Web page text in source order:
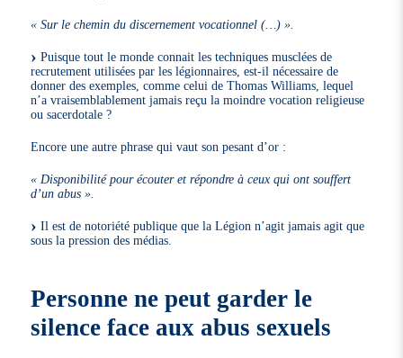
« Sur le chemin du discernement vocationnel (…) ».
Puisque tout le monde connait les techniques musclées de
recrutement utilisées par les légionnaires, est-il nécessaire de
donner des exemples, comme celui de Thomas Williams, lequel
n’a vraisemblablement jamais reçu la moindre vocation religieuse
ou sacerdotale ?
Encore une autre phrase qui vaut son pesant d’or :
« Disponibilité pour écouter et répondre à ceux qui ont souffert
d’un abus ».
Il est de notoriété publique que la Légion n’agit jamais agit que
sous la pression des médias.
Personne ne peut garder le
silence face aux abus sexuels